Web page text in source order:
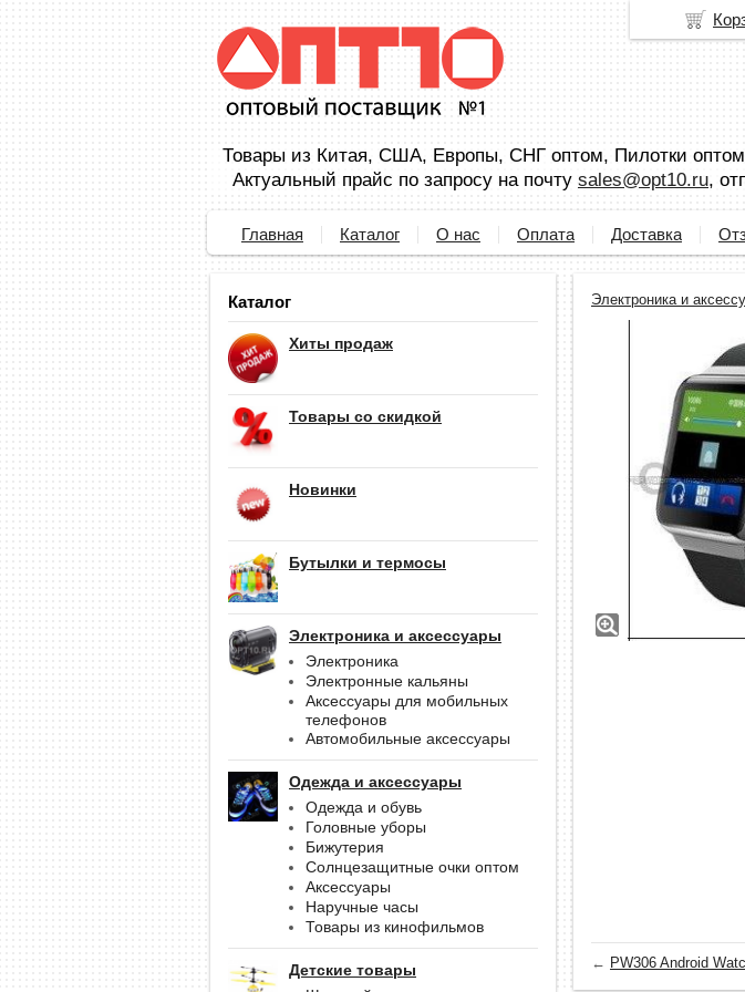
Товары из Китая, США, Европы, СНГ оптом, Пилотки
Актуальный прайс по запросу на почту sales@opt10.ru,
Главная Каталог О нас Оплата Доставка
Каталог
Хиты продаж
Товары со скидкой
Новинки
Бутылки и термосы
Электроника и аксессуары
Электроника
Электронные кальяны
Аксессуары для мобильных
телефонов
Автомобильные аксессуары
Одежда и аксессуары
Одежда и обувь
Головные уборы
Бижутерия
Солнцезащитные очки оптом
Аксессуары
Наручные часы
Товары из кинофильмов
Детские товары
Электроника и
← PW306 Android